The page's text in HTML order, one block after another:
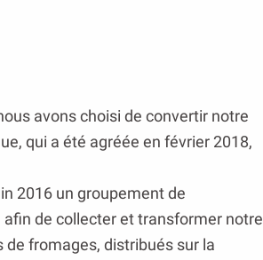
avons choisi de convertir notre
qui a été agréée en février 2018,
2016 un groupement de
afin de collecter et transformer notre
de fromages, distribués sur la